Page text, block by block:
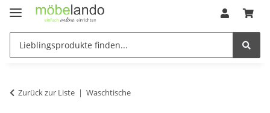
Zurück zur Liste Waschtische